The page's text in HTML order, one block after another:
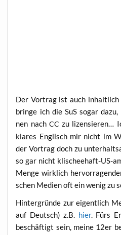
Der Vor­trag ist auch
brin­ge ich die SuS sogar
nen nach CC zu lizen­sie­ren…
kla­res Eng­lisch mir nicht im
der Vor­trag doch zu
so gar nicht kli­schee­haft-US-
Men­ge wirk­lich
schen Medi­en oft ein wenig zu
Hin­ter­grün­de zur eigent­lich
auf Deutsch) z.B. hier. Fürs
beschäf­tigt sein, mei­ne 12er